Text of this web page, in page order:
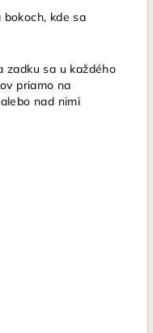
kde sa
zadku sa u každého
priamo na
nad nimi